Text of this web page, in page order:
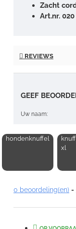
Zacht
Art.nr.
REVIEWS
GEEF
Uw naam:
Note:HTML-
hondenknuffel
xl
0 beoordeling(en) -